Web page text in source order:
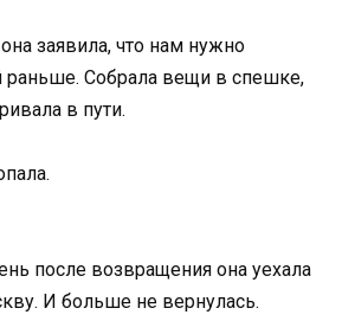
заявила, что нам нужно
раньше. Собрала вещи в спешке,
в пути.
после возвращения она уехала
И больше не вернулась.